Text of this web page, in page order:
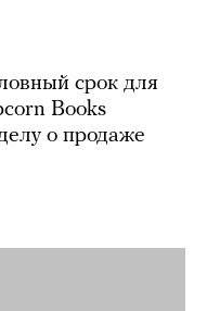
срок для
Books
о продаже